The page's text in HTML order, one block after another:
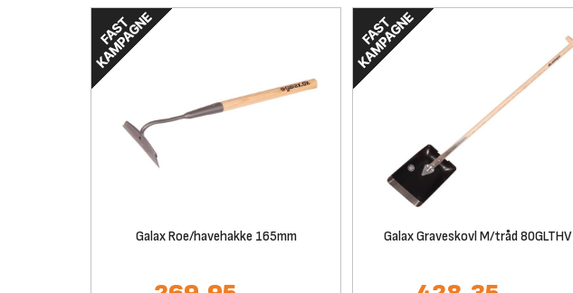
Galax Roe/havehakke 165mm Galax Graveskovl M/tråd 80GLTHV